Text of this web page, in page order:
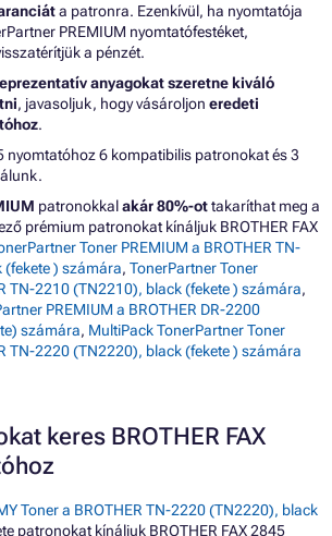
a patronra. Ezenkívül, ha nyomtatója
PREMIUM nyomtatófestéket,
a pénzét.
anyagokat szeretne kiváló
, javasoljuk, hogy vásároljon eredeti
.
nyomtatóhoz 6 kompatibilis patronokat és 3
patronokkalakár 80%-ottakaríthat meg a
prémium patronokat kínáljuk BROTHER FAX
Toner PREMIUM a BROTHER TN-
) számára, TonerPartner Toner
TN-2210 (TN2210), black (fekete ) számára,
PREMIUM a BROTHER DR-2200
számára, MultiPack TonerPartner Toner
TN-2220 (TN2220), black (fekete ) számára
keres BROTHER FAX
Toner a BROTHER TN-2220 (TN2220), black
patronokat kínáljuk BROTHER FAX 2845